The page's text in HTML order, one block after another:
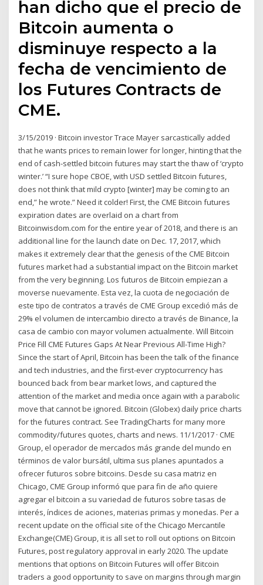
han dicho que el precio de
Bitcoin aumenta o
disminuye respecto a la
fecha de vencimiento de
los Futures Contracts de
CME.
3/15/2019 · Bitcoin investor Trace Mayer sarcastically added
that he wants prices to remain lower for longer, hinting that the
end of cash-settled bitcoin futures may start the thaw of ‘crypto
winter.’ “I sure hope CBOE, with USD settled Bitcoin futures,
does not think that mild crypto [winter] may be coming to an
end,” he wrote.” Need it colder! First, the CME Bitcoin futures
expiration dates are overlaid on a chart from
Bitcoinwisdom.com for the entire year of 2018, and there is an
additional line for the launch date on Dec. 17, 2017, which
makes it extremely clear that the genesis of the CME Bitcoin
futures market had a substantial impact on the Bitcoin market
from the very beginning. Los futuros de Bitcoin empiezan a
moverse nuevamente. Esta vez, la cuota de negociación de
este tipo de contratos a través de CME Group excedió más de
29% el volumen de intercambio directo a través de Binance, la
casa de cambio con mayor volumen actualmente. Will Bitcoin
Price Fill CME Futures Gaps At Near Previous All-Time High?
Since the start of April, Bitcoin has been the talk of the finance
and tech industries, and the first-ever cryptocurrency has
bounced back from bear market lows, and captured the
attention of the market and media once again with a parabolic
move that cannot be ignored. Bitcoin (Globex) daily price charts
for the futures contract. See TradingCharts for many more
commodity/futures quotes, charts and news. 11/1/2017 · CME
Group, el operador de mercados más grande del mundo en
términos de valor bursátil, ultima sus planes apuntados a
ofrecer futuros sobre bitcoins. Desde su casa matriz en
Chicago, CME Group informó que para fin de año quiere
agregar el bitcoin a su variedad de futuros sobre tasas de
interés, índices de aciones, materias primas y monedas. Per a
recent update on the official site of the Chicago Mercantile
Exchange(CME) Group, it is all set to roll out options on Bitcoin
Futures, post regulatory approval in early 2020. The update
mentions that options on Bitcoin Futures will offer Bitcoin
traders a good opportunity to save on margins through margin